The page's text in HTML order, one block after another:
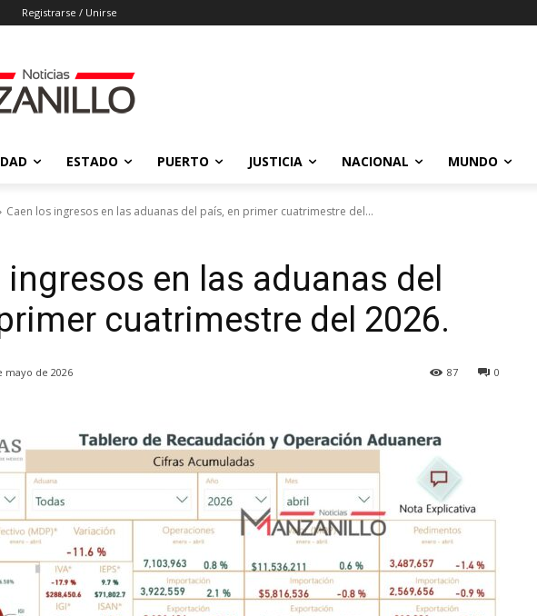
Registrarse / Unirse
ESTADO PUERTO JUSTICIA NACIONAL MUNDO
Caen los ingresos en las aduanas del país, en primer cuatrimestre del...
ingresos en las aduanas del
cuatrimestre del 2026.
mayo de 2026 0
87